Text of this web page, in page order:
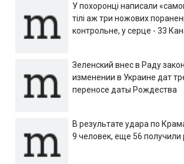
У похоронці написали
тілі аж три ножових
контрольне, у серце - 33
Зеленский внес в Раду
изменении в Украине дат
переносе даты Рождества
В результате удара по
9 человек, еще 56